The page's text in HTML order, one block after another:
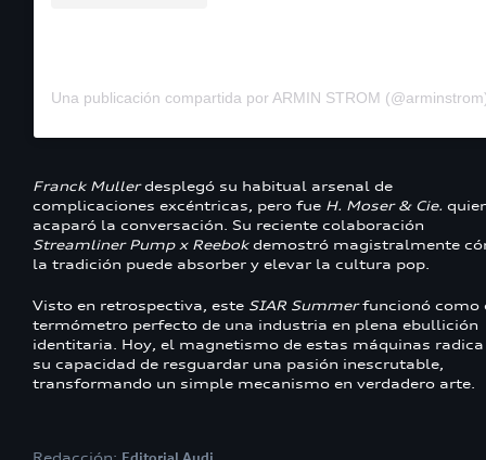
Una publicación compartida por ARMIN STROM
Franck Mullerdesplegó su habitual arsenal de
complicaciones excéntricas, pero fue H. Moser & Cie.
acaparó la conversación. Su reciente colaboración
Streamliner Pump x Reebokdemostró magistralmente
la tradición puede absorber y elevar la cultura pop.
Visto en retrospectiva, este SIAR Summerfuncionó como
termómetro perfecto de una industria en plena ebullición
identitaria. Hoy, el magnetismo de estas máquinas radica
su capacidad de resguardar una pasión inescrutable,
transformando un simple mecanismo en verdadero arte.